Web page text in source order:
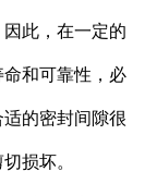
此，在一定的
和可靠性，必
的密封间隙很
损坏。